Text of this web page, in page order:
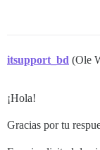
itsupport_bd (Ole
¡Hola!
Gracias por tu